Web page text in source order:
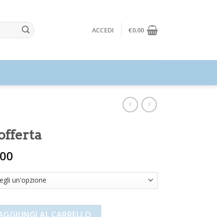
ACCEDI €0.00
AL CARRELLO